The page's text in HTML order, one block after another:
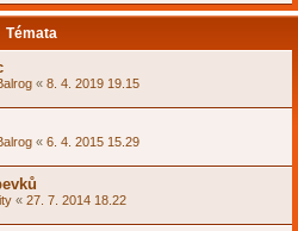
Témata
« 8. 4. 2019 19.15
« 6. 4. 2015 15.29
« 27. 7. 2014 18.22